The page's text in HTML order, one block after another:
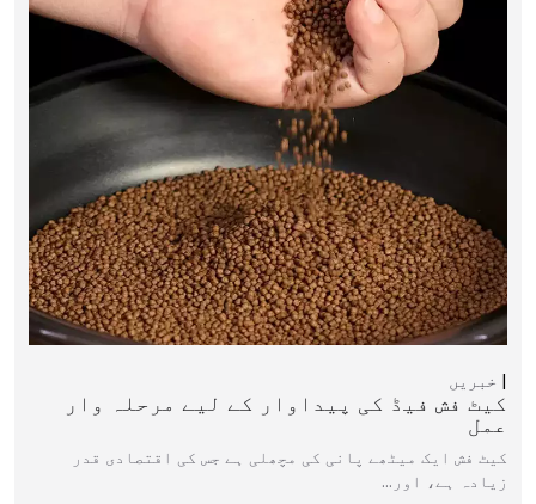
خبریں
کیٹ فش فیڈ کی پیداوار کے لیے مرحلہ وار
عمل
کیٹ فش ایک میٹھے پانی کی مچھلی ہے جس کی اقتصادی قدر
زیادہ ہے، اور…